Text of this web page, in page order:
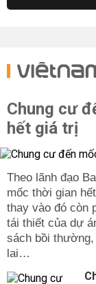
Chung cư
hết giá trị
Theo lãnh đạo
mốc thời gian
thay vào đó còn
tái thiết của dự
sách bồi
lai…